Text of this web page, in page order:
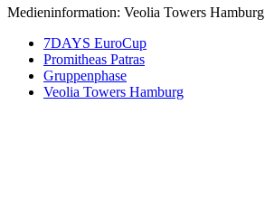
Medieninformation: Veolia Towers Hamburg
7DAYS EuroCup
Promitheas Patras
Gruppenphase
Veolia Towers Hamburg